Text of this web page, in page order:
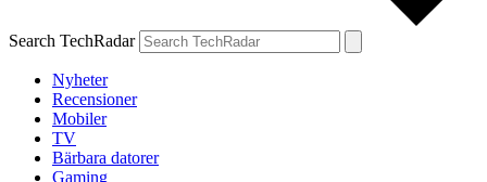
Search TechRadar
Nyheter
Recensioner
Mobiler
TV
Bärbara datorer
Gaming